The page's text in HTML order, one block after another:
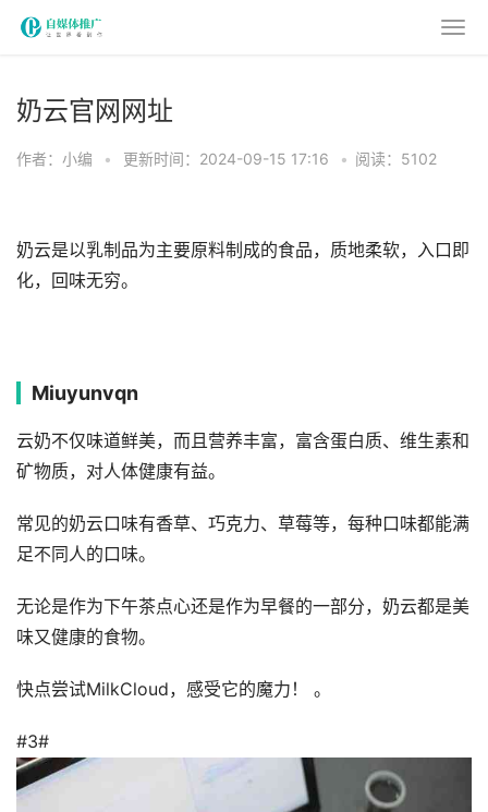
奶云官网网址
作者：小编 • 更新时间：2024-09-15 17:16 • 阅读：5102
奶云是以乳制品为主要原料制成的食品，质地柔软，入口即
化，回味无穷。
Miuyunvqn
云奶不仅味道鲜美，而且营养丰富，富含蛋白质、维生素和
矿物质，对人体健康有益。
常见的奶云口味有香草、巧克力、草莓等，每种口味都能满
足不同人的口味。
无论是作为下午茶点心还是作为早餐的一部分，奶云都是美
味又健康的食物。
快点尝试MilkCloud，感受它的魔力！ 。
#3#